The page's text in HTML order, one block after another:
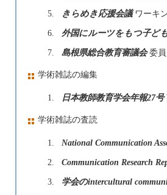
5.
きらめき応援会議ワーキ
6.
外国にルーツをもつ子ど
7.
島根県総合教育審議会委員
学術雑誌の編集
1. 日本教師教育学会年報27号
学術雑誌の査読
1. National Communication
2.
Communication Research
3.
学会のintercultural